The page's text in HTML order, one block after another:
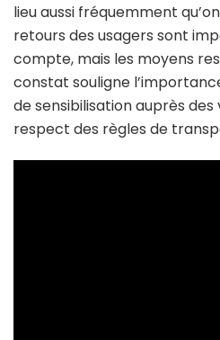
lieu aussi fréquemment
retours des usagers sont
compte, mais les moyens
constat souligne
de sensibilisation auprès des
respect des règles de